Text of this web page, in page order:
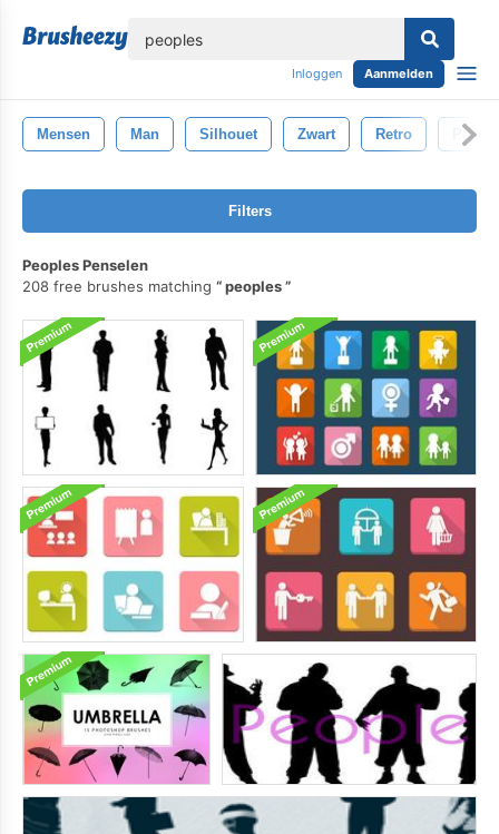
Inloggen Aanmelden
Mensen Man Silhouet Zwart Retro
Filters
Peoples Penselen
208 free brushes matching
peoples